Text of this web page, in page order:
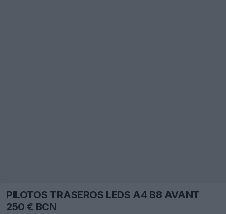
PILOTOS TRASEROS LEDS A4 B8 AVANT
250 € BCN